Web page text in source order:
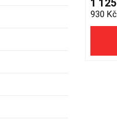
1 125
930